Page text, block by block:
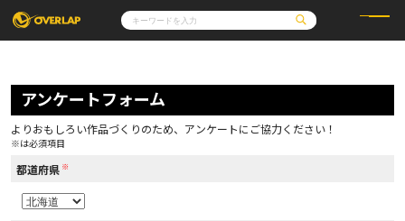
コミック
コミックガルド
コミッククリエ
LiQulle
ラブパルフェ
ライトノベル
ロサージュノベルス
その他
コミックエッセイ
通販・NEWS
OVERLAP STORE
アクセス
オーバーラップホールディングス
アンケートフォーム
よりおもしろい作品づくりのため、アンケートにご協力ください！
※は必須項目
都道府県 ※